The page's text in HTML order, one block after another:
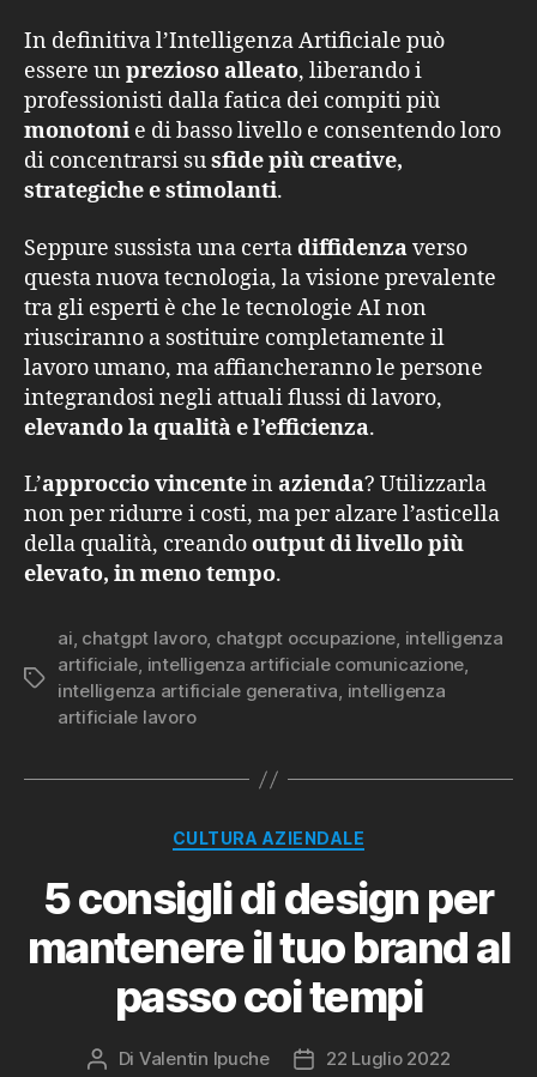
In definitiva l’Intelligenza Artificiale può
essere un prezioso alleato, liberando i
professionisti dalla fatica dei compiti più
monotoni e di basso livello e consentendo loro
di concentrarsi susfide più creative,
strategiche e stimolanti.
Seppure sussista una certadiffidenzaverso
questa nuova tecnologia, la visione prevalente
tra gli esperti è che le tecnologie AI non
riusciranno a sostituire completamente il
lavoro umano, ma affiancheranno le persone
integrandosi negli attuali flussi di lavoro,
elevando la qualità e l’efficienza.
L’approccio vincentein azienda? Utilizzarla
non per ridurre i costi, ma per alzare l’asticella
della qualità, creandooutput di livello più
elevato, in meno tempo.
Tag
ai, chatgpt lavoro, chatgpt occupazione, intelligenza
artificiale, intelligenza artificiale comunicazione,
intelligenza artificiale generativa, intelligenza
artificiale lavoro
Categorie
CULTURA AZIENDALE
5 consigli di design per
mantenere il tuo brand al
passo coi tempi
Autore
Di Valentin Ipuche
Data22 Luglio 2022